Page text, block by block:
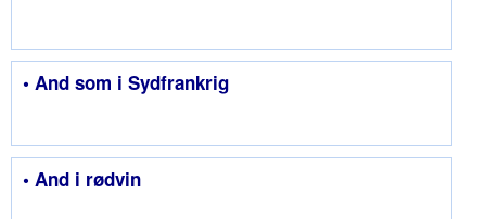
• And som i Sydfrankrig
• And i rødvin